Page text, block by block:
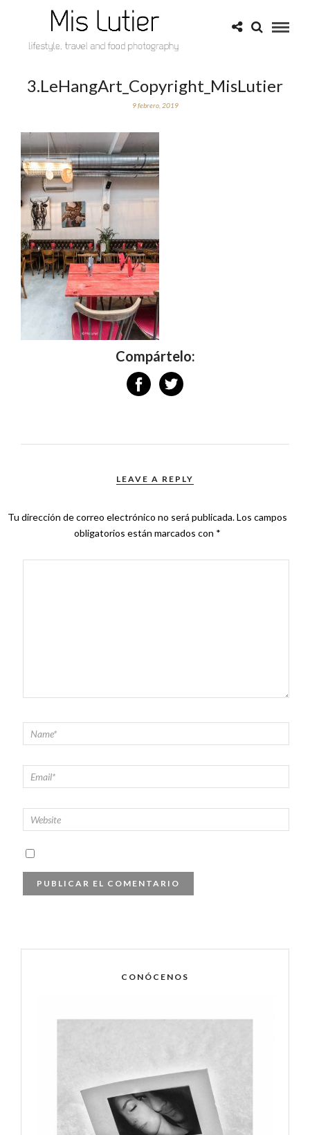
3.LeHangArt_Copyright_MisLutier
9 febrero, 2019
Compártelo:
LEAVE A REPLY
Tu dirección de correo electrónico no será publicada.Los campos
obligatorios están marcados con *
CONÓCENOS